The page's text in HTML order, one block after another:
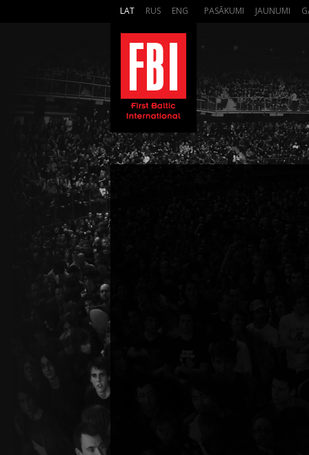
LAT RUS ENG PASĀKUMI JAUNUMI